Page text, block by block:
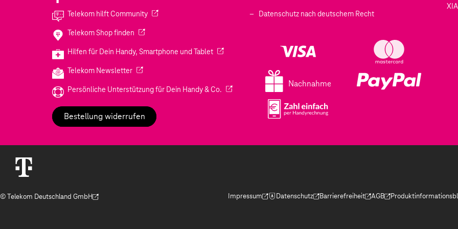
Telekom hilft Community(Wird in einem neuen Tab geöffnet)
Telekom Shop finden (Wird in einem neuen Tab geöffnet)
Hilfen für Dein Handy, Smartphone und Tablet(Wird in einem neuen Tab geöffnet)
Telekom Newsletter(Wird in einem neuen Tab geöffnet)
Persönliche Unterstützung für Dein Handy & Co. (Wird in einem neuen Tab geöffnet)
Bestellung widerrufen
Datenschutz nach deutschem Recht
Nachnahme
© Telekom Deutschland GmbH
(Der Link wird in einem neuen Tab geöffnet)
Impressum
(Der Link wird in einem neuen Tab geöffnet)
Datenschutz
(Der Link wird in einem neuen Tab geöffnet)
Barrierefreiheit
(Der Link wird in einem neuen Tab geöffnet)
AGB
(Der Link wird in einem
(Der Link wird in